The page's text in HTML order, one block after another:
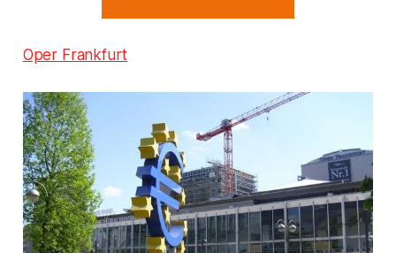
Oper Frankfurt